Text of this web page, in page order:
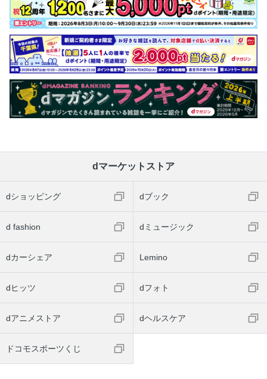
dマーケットストア
dショッピング dブック
d fashion dミュージック
dカーシェア Lemino
dヒッツ dフォト
dアニメストア dヘルスケア
ドコモスポーツくじ